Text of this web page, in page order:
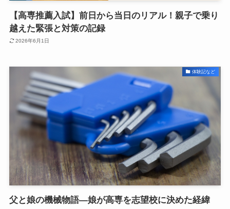
【高専推薦入試】前日から当日のリアル！親子で乗り
越えた緊張と対策の記録
2026年6月1日
体験記など
父と娘の機械物語―娘が高専を志望校に決めた経緯